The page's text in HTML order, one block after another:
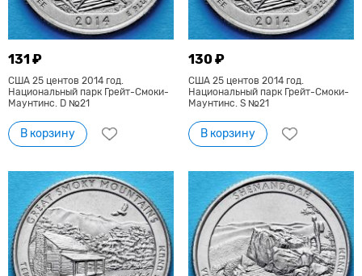
131 ₽
США 25 центов 2014 год.
Национальный парк Грейт-Смоки-
Маунтинс. D №21
В корзину
130 ₽
США 25 центов 2014 год.
Национальный парк Грейт-Смоки-
Маунтинс. S №21
В корзину